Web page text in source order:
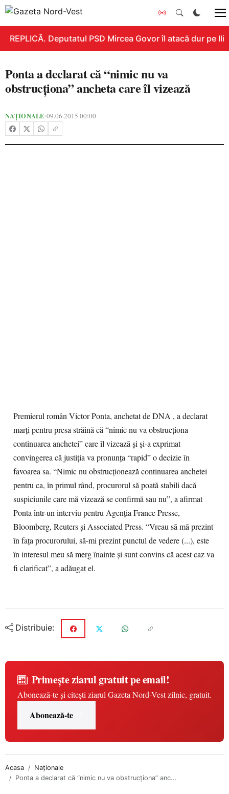
REPLICĂ. Deputatul PSD Mircea Govor îl atacă dur pe
Ponta a declarat că “nimic nu va
obstrucţiona” ancheta care îl vizează
NAȚIONALE•09.06.2015 00:00
Premierul român Victor Ponta, anchetat de DNA , a declarat
marţi pentru presa străină că “nimic nu va obstrucţiona
continuarea anchetei” care îl vizează şi şi-a exprimat
convingerea că justiţia va pronunţa “rapid” o decizie în
favoarea sa. “Nimic nu obstrucţionează continuarea anchetei
pentru ca, în primul rând, procurorul să poată stabili dacă
suspiciunile care mă vizează se confirmă sau nu”, a afirmat
Ponta într-un interviu pentru Agenţia France Presse,
Bloomberg, Reuters şi Associated Press. “Vreau să mă prezint
în faţa procurorului, să-mi prezint punctul de vedere (...), este
în interesul meu să merg înainte şi sunt convins că acest caz va
fi clarificat”, a adăugat el.
Distribuie:
Primește ziarul gratuit pe email!
Abonează-te și citești ziarul Gazeta Nord-Vest zilnic, gratuit.
Abonează-te
Acasa
Naționale
Ponta a declarat că “nimic nu va obstrucţiona” anc...